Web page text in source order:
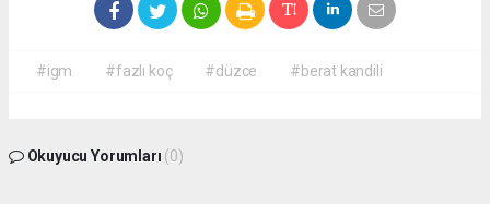
#igm #fazlı koç #düzce #berat kandili
Okuyucu Yorumları (0)